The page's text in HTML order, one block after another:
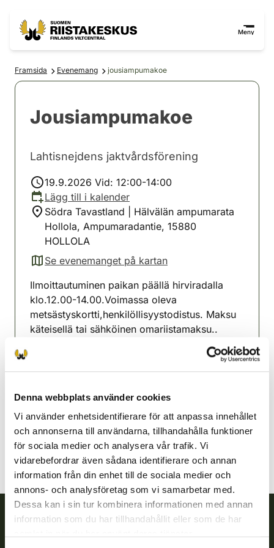
Denna webbplats använder cookies
Vi använder enhetsidentifierare för att anpassa innehållet
och annonserna till användarna, tillhandahålla funktioner
för sociala medier och analysera vår trafik. Vi
vidarebefordrar även sådana identifierare och annan
information från din enhet till de sociala medier och
annons- och analysföretag som vi samarbetar med.
Dessa kan i sin tur kombinera informationen med annan
information som du har tillhandahållit eller som de har
Meny
Framsida Evenemang jousiampumakoe
Jousiampumakoe
Lahtisnejdens jaktvårdsförening
19.9.2026 Vid: 12:00-14:00
Lägg till i kalender
Södra Tavastland | Hälvälän ampumarata
Hollola, Ampumaradantie, 15880
HOLLOLA
Se evenemanget på kartan
(avautuu uuteen välilehteen)
Ilmoittautuminen paikan päällä hirviradalla
klo.12.00-14.00.Voimassa oleva
metsästyskortti,henkilöllisyystodistus. Maksu
käteisellä tai sähköinen omariistamaksu..
Lahtisnejdens jaktvårdsförening
+358408351025
lasse.perttola@gmail.com